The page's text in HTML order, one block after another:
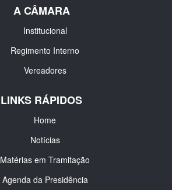
A CÂMARA
Institucional
Regimento Interno
Vereadores
LINKS RÁPIDOS
Home
Notícias
Matérias em Tramitação
Agenda da Presidência